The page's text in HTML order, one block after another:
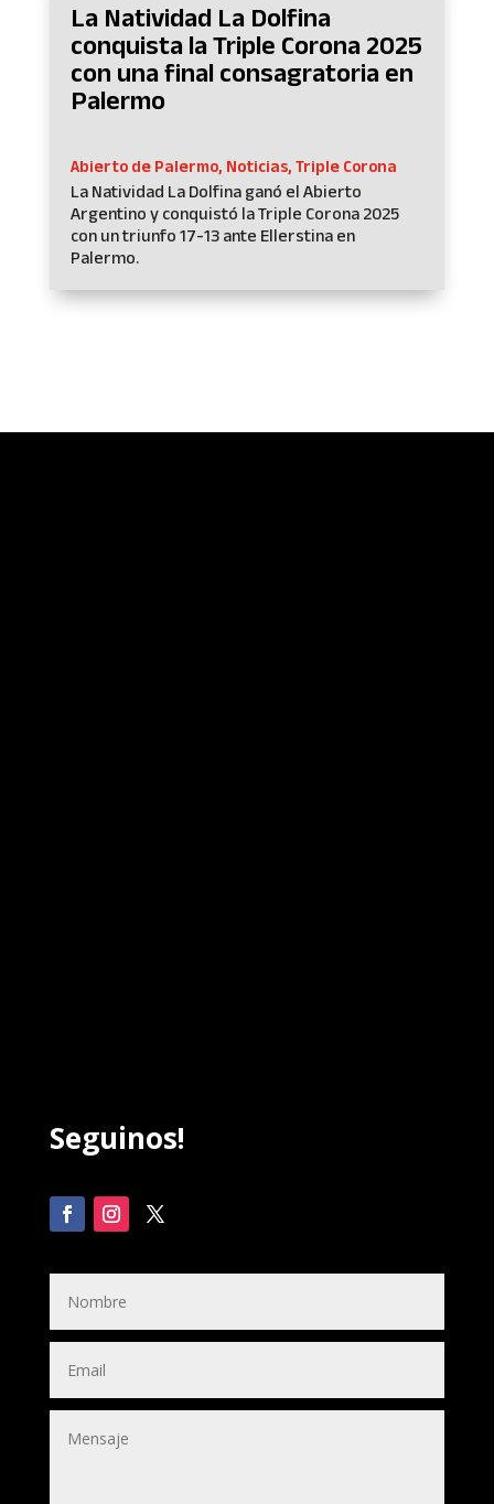
La Natividad La Dolfina
conquista la Triple Corona 2025
con una final consagratoria en
Palermo
Abierto de Palermo, Noticias, Triple Corona
La Natividad La Dolfina ganó el Abierto
Argentino y conquistó la Triple Corona 2025
con un triunfo 17-13 ante Ellerstina en
Palermo.
Seguinos!